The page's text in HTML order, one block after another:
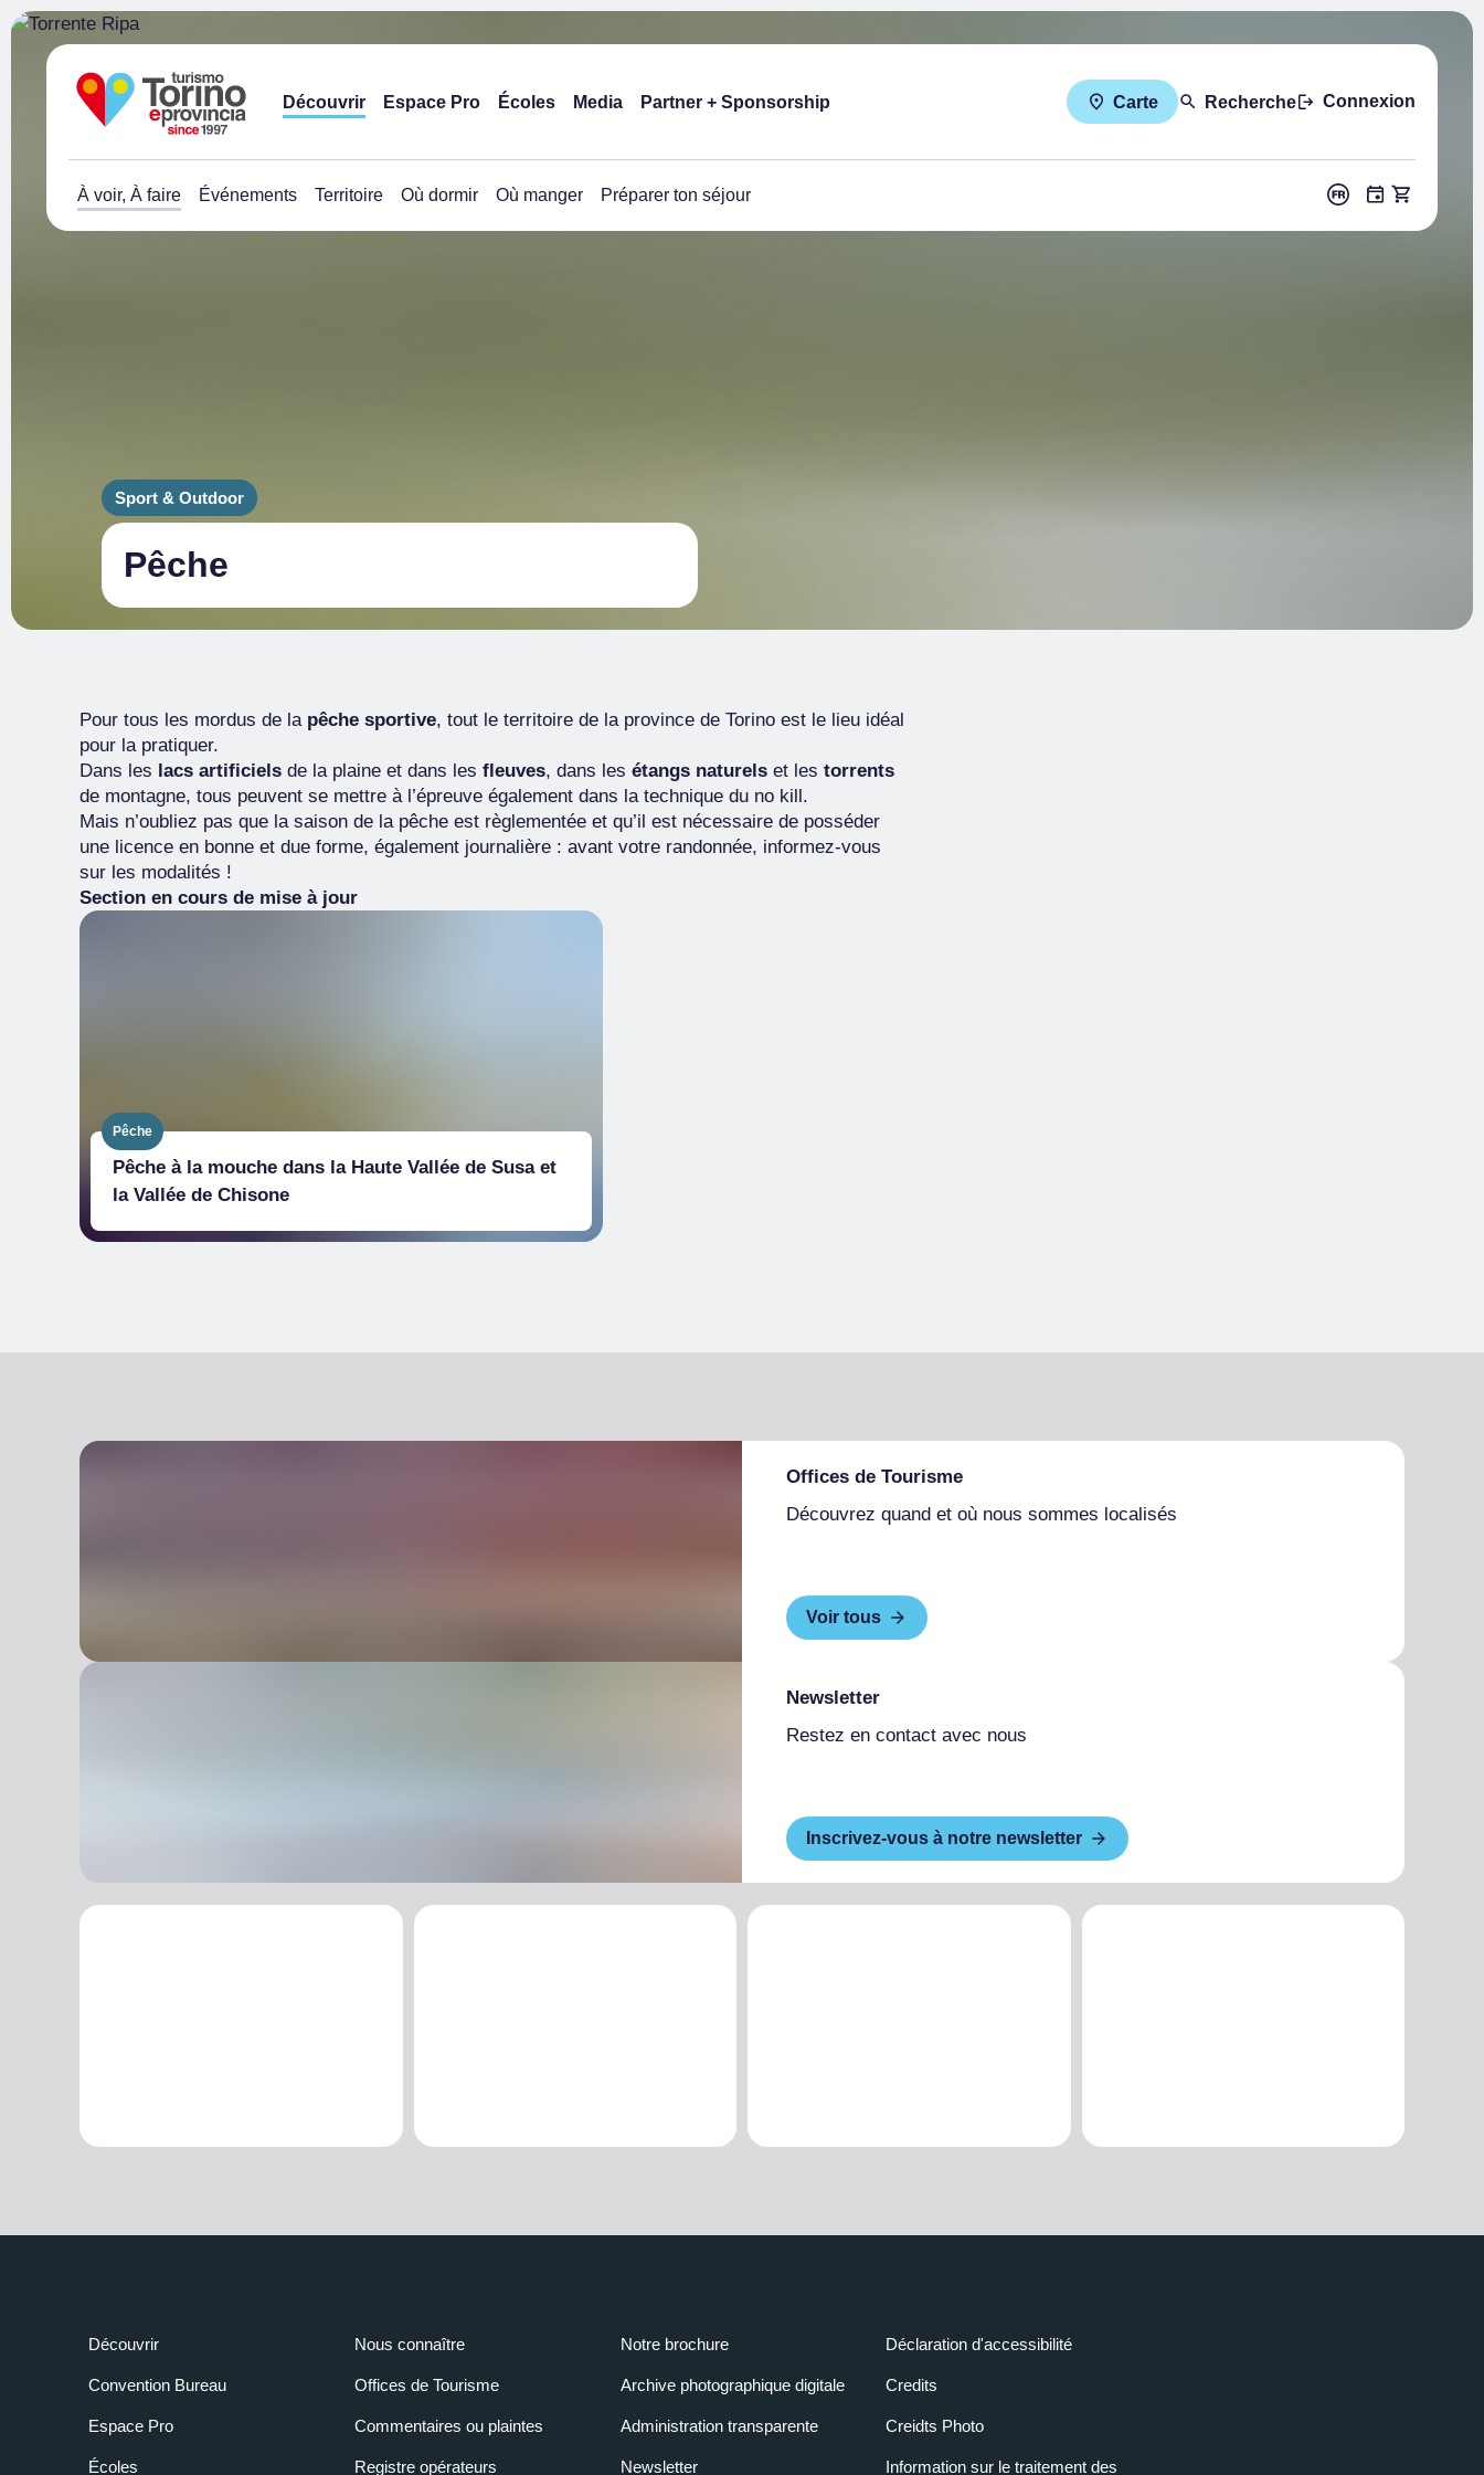
Découvrir Espace Pro Écoles Media Partner + Sponsorship Carte Recherche Connexion
À voir, À faire Événements Territoire Où dormir Où manger Préparer ton séjour
Sport & Outdoor
Pêche
Pour tous les mordus de la pêche sportive, tout le territoire de la province de Torino est le lieu idéal
pour la pratiquer.
Dans les lacs artificiels de la plaine et dans les fleuves, dans les étangs naturels et les torrents
de montagne, tous peuvent se mettre à l’épreuve également dans la technique du no kill.
Mais n’oubliez pas que la saison de la pêche est règlementée et qu’il est nécessaire de posséder
une licence en bonne et due forme, également journalière : avant votre randonnée, informez-vous
sur les modalités !
Section en cours de mise à jour
Pêche
Pêche à la mouche dans la Haute Vallée de Susa et
la Vallée de Chisone
Offices de Tourisme
Découvrez quand et où nous sommes localisés
Voir tous
Newsletter
Restez en contact avec nous
Inscrivez-vous à notre newsletter
Découvrir
Convention Bureau
Espace Pro
Écoles
Nous connaître
Offices de Tourisme
Commentaires ou plaintes
Registre opérateurs
Notre brochure
Archive photographique digitale
Administration transparente
Newsletter
Déclaration d'accessibilité
Credits
Creidts Photo
Information sur le traitement des